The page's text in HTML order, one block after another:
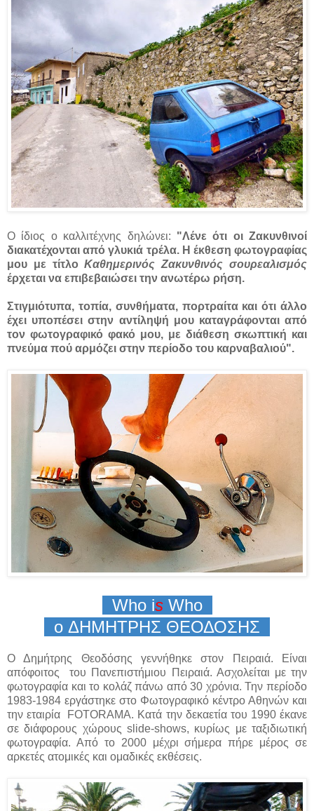
Ο ίδιος ο καλλιτέχνης δηλώνει: "Λένε ότι οι Ζακυνθινοί
διακατέχονται από γλυκιά τρέλα. Η έκθεση φωτογραφίας
μου με τίτλοΚαθημερινός Ζακυνθινός σουρεαλισμός
έρχεται να επιβεβαιώσει την ανωτέρω ρήση.
Στιγμιότυπα, τοπία, συνθήματα, πορτραίτα και ότι άλλο
έχει υποπέσει στην αντίληψή μου καταγράφονται από
τον φωτογραφικό φακό μου, με διάθεση σκωπτική και
πνεύμα πού αρμόζει στην περίοδο του καρναβαλιού".
Who isWho
o ΔΗΜΗΤΡΗΣ ΘΕΟΔΟΣΗΣ
Ο Δημήτρης Θεοδόσης γεννήθηκε στον Πειραιά. Είναι
απόφοιτος του Πανεπιστήμιου Πειραιά. Ασχολείται με την
φωτογραφία και το κολάζ πάνω από 30 χρόνια. Την περίοδο
1983-1984 εργάστηκε στο Φωτογραφικό κέντρο Αθηνών και
την εταιρία FOTORAMA. Κατά την δεκαετία του 1990 έκανε
σε διάφορους χώρους slide-shows, κυρίως με ταξιδιωτική
φωτογραφία. Από τo2000 μέχρι σήμερα πήρε μέρος σε
αρκετές ατομικές και ομαδικές εκθέσεις.